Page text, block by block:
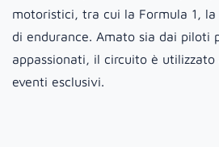
motoristici, tra cui la Formula 1, la
di endurance. Amato sia dai piloti
appassionati, il circuito è
eventi esclusivi.